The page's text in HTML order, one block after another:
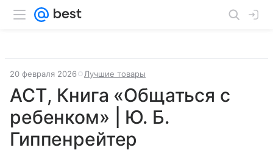
20 февраля 2026 Лучшие товары
АСТ, Книга «Общаться с
ребенком» | Ю. Б.
Гиппенрейтер